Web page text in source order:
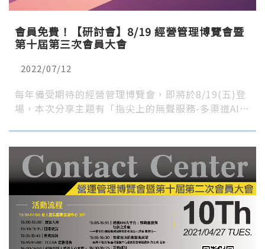
會員免費！【研討會】8/19 經營管理博覽會暨
第十屆第三次會員大會
2022/07/12
每年備受期待的經營管理博覽會，即將於8/19(五)登
場，本次分享主題有「指尖上的無聲服務-多渠道AI…